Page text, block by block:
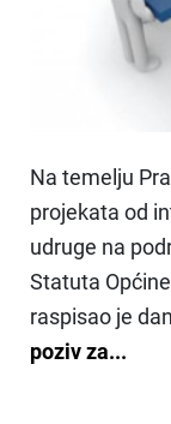
Na temelju
projekata od
udruge na
Statuta
raspisao je
poziv za...